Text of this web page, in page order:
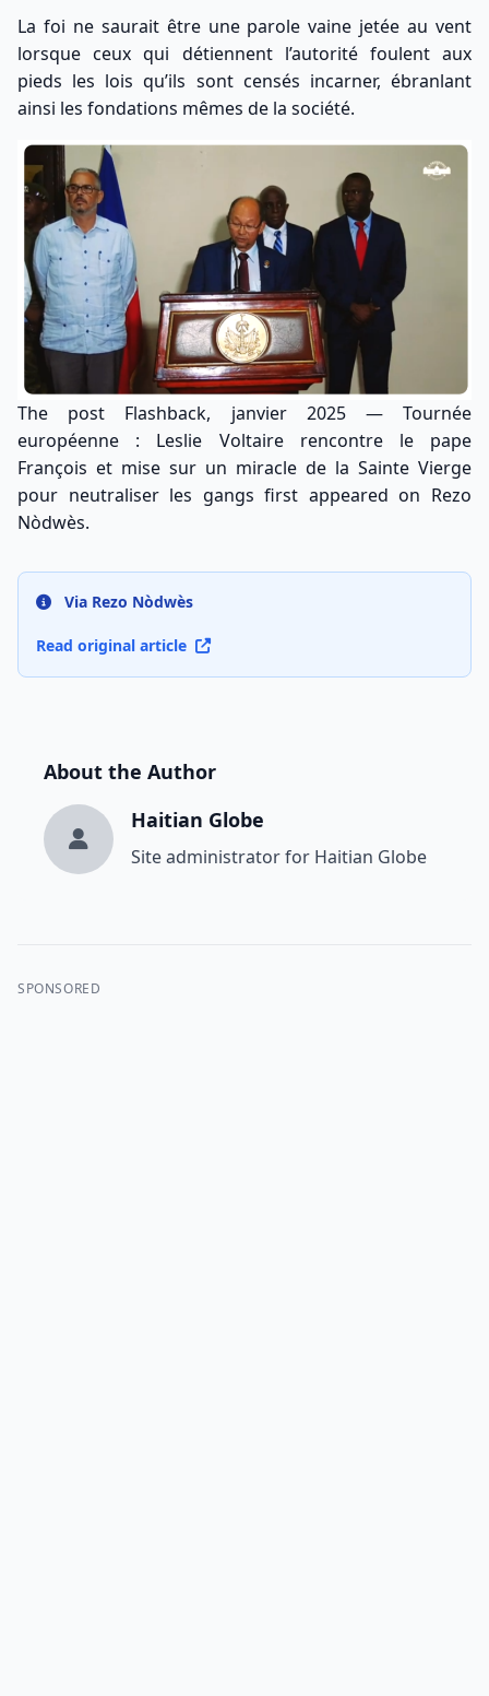
La foi ne saurait être une parole vaine jetée au vent
lorsque ceux qui détiennent l’autorité foulent aux
pieds les lois qu’ils sont censés incarner, ébranlant
ainsi les fondations mêmes de la société.
The post Flashback, janvier 2025 — Tournée
européenne : Leslie Voltaire rencontre le pape
François et mise sur un miracle de la Sainte Vierge
pour neutraliser les gangs first appeared on Rezo
Nòdwès.
Via Rezo Nòdwès
Read original article
About the Author
Haitian Globe
Site administrator for Haitian Globe
SPONSORED